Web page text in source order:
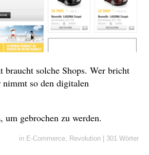
braucht solche Shops. Wer bricht
nimmt so den digitalen
um gebrochen zu werden.
in E-Commerce, Revolution 301 Wörter